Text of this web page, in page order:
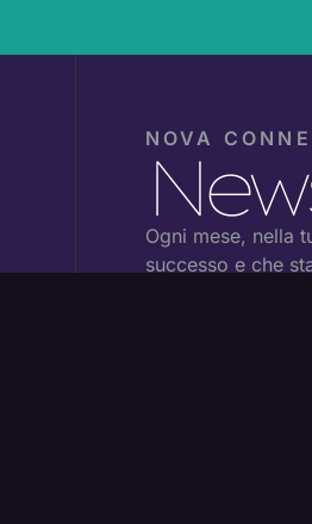
NOVA
Ogni mese, nella
successo e che